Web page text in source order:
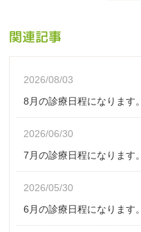
関連記事
2026/08/03
8月の診療日程になります。
2026/06/30
7月の診療日程になります。
2026/05/30
6月の診療日程になります。